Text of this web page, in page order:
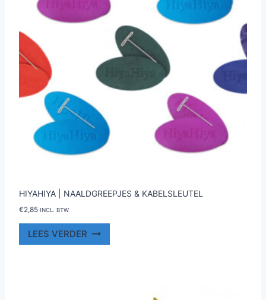
worden
de
productpagina
HIYAHIYA | NAALDGREEPJES & KABELSLEUTEL
€2,85 INCL. BTW
LEES VERDER